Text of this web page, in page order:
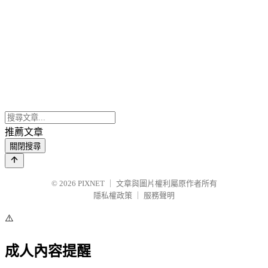
推薦文章
關閉搜尋
© 2026 PIXNET
文章與圖片權利屬原作者所有
隱私權政策
服務聲明
⚠️
成人內容提醒